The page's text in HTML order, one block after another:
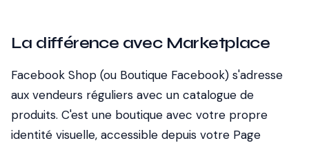
La différence avec Marketplace
Facebook Shop (ou Boutique Facebook) s'adresse
aux vendeurs réguliers avec un catalogue de
produits. C'est une boutique avec votre propre
identité visuelle, accessible depuis votre Page